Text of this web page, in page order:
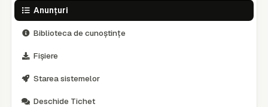
Anunțuri
Biblioteca de cunoștințe
Fișiere
Starea sistemelor
Deschide Tichet